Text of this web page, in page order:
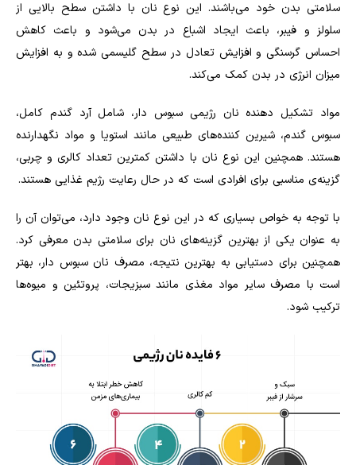
سلامتی بدن خود می‌باشند. این نوع نان با داشتن سطح بالایی از
سلولز و فیبر، باعث ایجاد اشباع در بدن می‌شود و باعث کاهش
احساس گرسنگی و افزایش تعادل در سطح گلیسمی شده و به افزایش
میزان انرژی در بدن کمک می‌کند.
مواد تشکیل دهنده نان رژیمی سبوس دار، شامل آرد گندم کامل،
سبوس گندم، شیرین کننده‌های طبیعی مانند استویا و مواد نگهدارنده
هستند. همچنین این نوع نان با داشتن کمترین تعداد کالری و چربی،
گزینه‌ی مناسبی برای افرادی است که در حال رعایت رژیم غذایی هستند.
با توجه به خواص بسیاری که در این نوع نان وجود دارد، می‌توان آن را
به عنوان یکی از بهترین گزینه‌های نان برای سلامتی بدن معرفی کرد.
همچنین برای دستیابی به بهترین نتیجه، مصرف نان سبوس دار، بهتر
است با مصرف سایر مواد مغذی مانند سبزیجات، پروتئین و میوه‌ها
ترکیب شود.